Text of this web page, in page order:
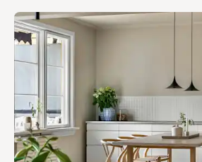
stolthet säga att vårt gedigna
genomsyrar hela vår verksamhet.